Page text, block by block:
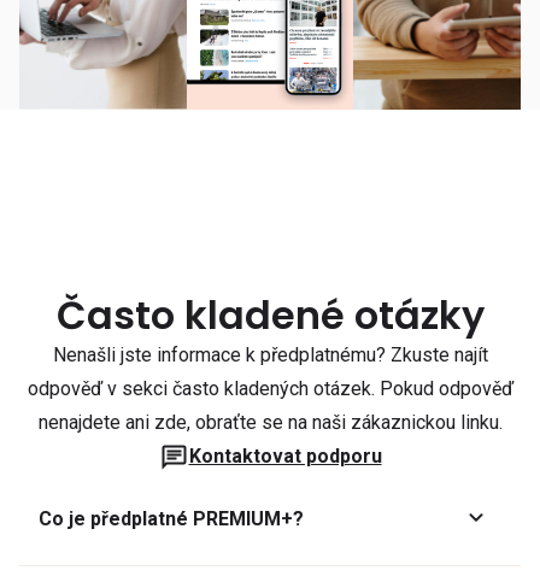
Často kladené otázky
Nenašli jste informace k předplatnému? Zkuste najít
odpověď v sekci často kladených otázek. Pokud odpověď
nenajdete ani zde, obraťte se na naši zákaznickou linku.
Kontaktovat podporu
Co je předplatné PREMIUM+?